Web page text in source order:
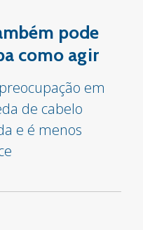
pode
como agir
em
de cabelo
e é menos